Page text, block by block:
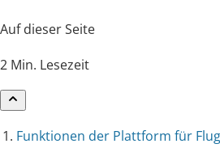
Auf dieser Seite
2 Min. Lesezeit
Funktionen der Plattform für